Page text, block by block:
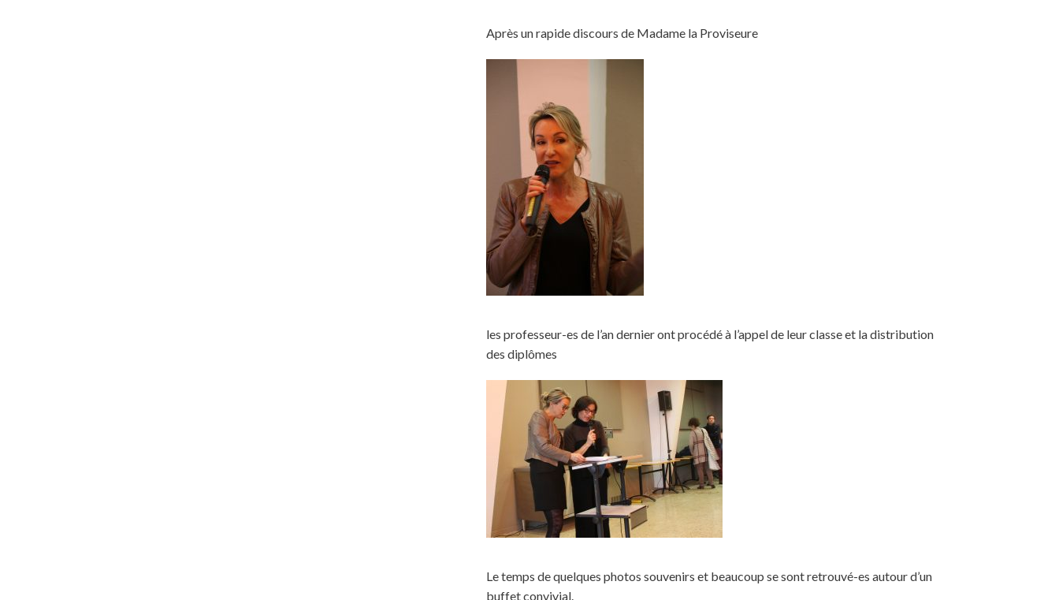
Après un rapide discours de Madame la Proviseure
les professeur-es de l’an dernier ont procédé à l’appel de leur classe et la distribution
des diplômes
Le temps de quelques photos souvenirs et beaucoup se sont retrouvé-es autour d’un
buffet convivial.